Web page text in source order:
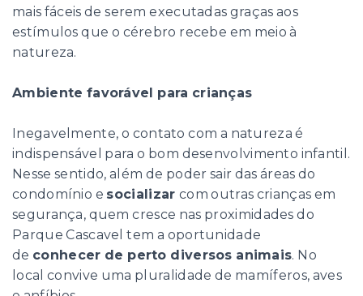
mais fáceis de serem executadas graças aos
estímulos que o cérebro recebe em meio à
natureza.
Ambiente favorável para crianças
Inegavelmente, o contato com a natureza é
indispensável para o bom desenvolvimento infantil.
Nesse sentido, além de poder sair das áreas do
condomínio e socializar com outras crianças em
segurança, quem cresce nas proximidades do
Parque Cascavel tem a oportunidade
de conhecer de perto diversos animais. No
local convive uma pluralidade de mamíferos, aves